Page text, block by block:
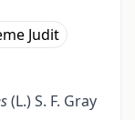
Judit
(L.) S. F. Gray